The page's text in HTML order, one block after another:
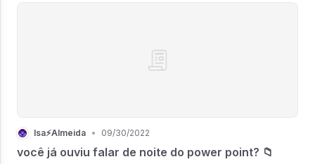
Isa⚡Almeida • 09/30/2022
você já ouviu falar de noite do power point? 📁